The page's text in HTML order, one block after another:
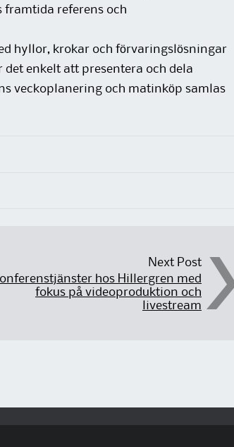
referens och
hyllor, krokar och förvaringslösningar
enkelt att presentera och dela
veckoplanering och matinköp samlas
Next Post
hos Hillergren med
fokus på videoproduktion och
livestream